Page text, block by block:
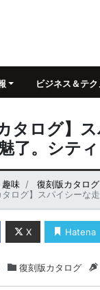
ビジネス＆テ
カタログ】
了。シテ
趣味
復刻版カタログ
タログ】スパイシーな
X Hatena
復刻版カタログ